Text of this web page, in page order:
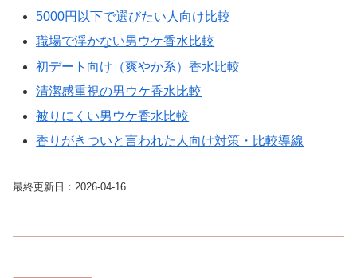
5000円以下で選びたい人向け比較
職場で浮かない男ウケ香水比較
初デート向け（爽やか系）香水比較
清潔感重視の男ウケ香水比較
被りにくい男ウケ香水比較
香りがきついと言われた人向け対策・比較導線
最終更新日：2026-04-16